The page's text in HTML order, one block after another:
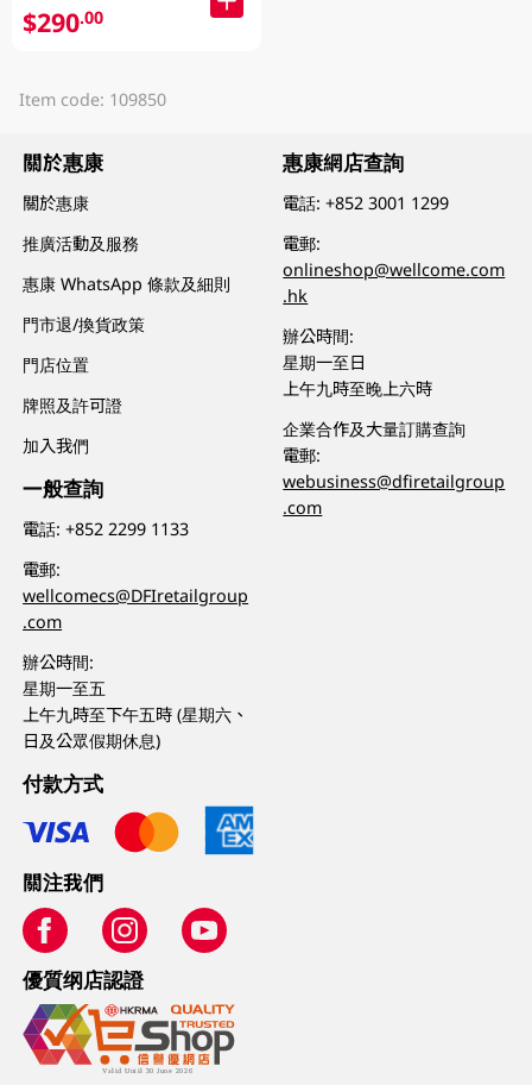
$290.00
Item code: 109850
關於惠康
關於惠康
推廣活動及服務
惠康 WhatsApp 條款及細則
門市退/換貨政策
門店位置
牌照及許可證
加入我們
一般查詢
電話:+852 2299 1133
電郵:
wellcomecs@DFIretailgroup
.com
辦公時間:
星期一至五
上午九時至下午五時 (星期六、
日及公眾假期休息)
惠康網店查詢
電話:+852 3001 1299
電郵:
onlineshop@wellcome.com
.hk
辦公時間:
星期一至日
上午九時至晚上六時
企業合作及大量訂購查詢
電郵:
webusiness@dfiretailgroup
.com
付款方式
關注我們
優質纲店認證